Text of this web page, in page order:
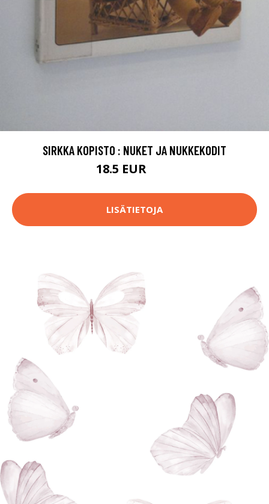
SIRKKA KOPISTO : NUKET JA NUKKEKODIT
18.5 EUR
LISÄTIETOJA